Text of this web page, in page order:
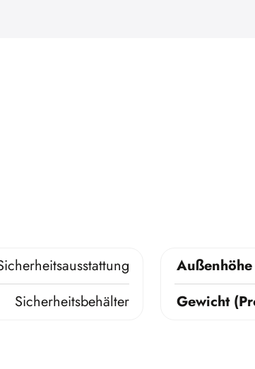
Sicherheitsbehälter
Gewicht